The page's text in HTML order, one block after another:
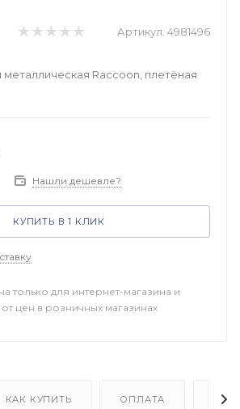
Артикул: 4981496
металлическая Raccoon, плетёная
Нашли дешевле?
КУПИТЬ В 1 КЛИК
только для интернет-магазина и
цен в розничных магазинах
КАК КУПИТЬ ОПЛАТА